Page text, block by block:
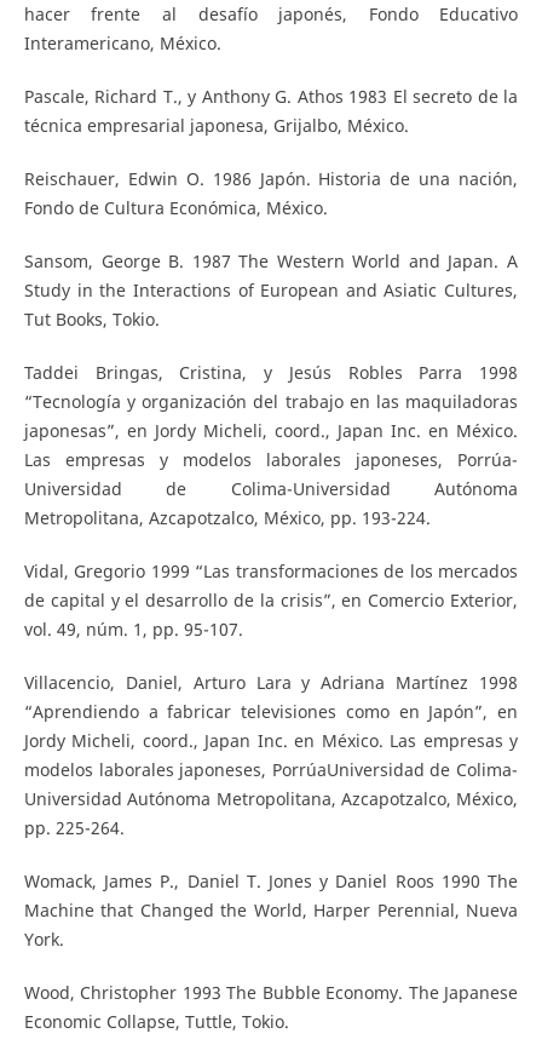
hacer frente al desafío japonés, Fondo Educativo
Interamericano, México.
Pascale, Richard T., y Anthony G. Athos 1983 El secreto de la
técnica empresarial japonesa, Grijalbo, México.
Reischauer, Edwin O. 1986 Japón. Historia de una nación,
Fondo de Cultura Económica, México.
Sansom, George B. 1987 The Western World and Japan. A
Study in the Interactions of European and Asiatic Cultures,
Tut Books, Tokio.
Taddei Bringas, Cristina, y Jesús Robles Parra 1998
“Tecnología y organización del trabajo en las maquiladoras
japonesas”, en Jordy Micheli, coord., Japan Inc. en México.
Las empresas y modelos laborales japoneses, Porrúa-
Universidad de Colima-Universidad Autónoma
Metropolitana, Azcapotzalco, México, pp. 193-224.
Vidal, Gregorio 1999 “Las transformaciones de los mercados
de capital y el desarrollo de la crisis”, en Comercio Exterior,
vol. 49, núm. 1, pp. 95-107.
Villacencio, Daniel, Arturo Lara y Adriana Martínez 1998
“Aprendiendo a fabricar televisiones como en Japón”, en
Jordy Micheli, coord., Japan Inc. en México. Las empresas y
modelos laborales japoneses, PorrúaUniversidad de Colima-
Universidad Autónoma Metropolitana, Azcapotzalco, México,
pp. 225-264.
Womack, James P., Daniel T. Jones y Daniel Roos 1990 The
Machine that Changed the World, Harper Perennial, Nueva
York.
Wood, Christopher 1993 The Bubble Economy. The Japanese
Economic Collapse, Tuttle, Tokio.